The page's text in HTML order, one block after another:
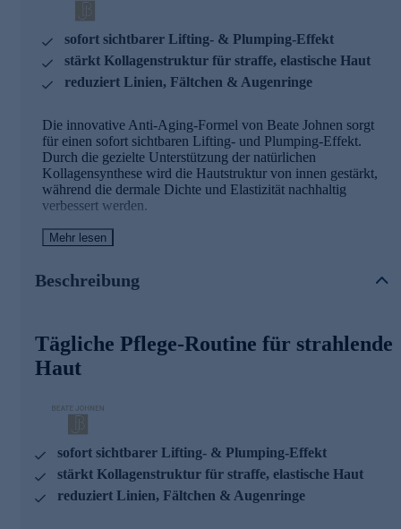
sofort sichtbarer Lifting- & Plumping-Effekt
stärkt Kollagenstruktur für straffe, elastische Haut
reduziert Linien, Fältchen & Augenringe
Die innovative Anti-Aging-Formel von Beate Johnen sorgt
für einen sofort sichtbaren Lifting- und Plumping-Effekt.
Durch die gezielte Unterstützung der natürlichen
Kollagensynthese wird die Hautstruktur von innen gestärkt,
während die dermale Dichte und Elastizität nachhaltig
verbessert werden.
Die Hauptwirkstoffe und ihre Effekte
Innovatives Peptid
Fördert die gezielte Bildung von Kollagen-I- und -III-
Fasern
Verbessert die Netzwerkintegrität der Haut und optimiert
Mohawk-Protein – der „Architekt der Haut“
Unterstützt alle relevanten Kollagentypen
Fördert Biotensegrity und sorgt für eine straffere
Hautmatrix
Mehr lesen
Beschreibung
Tägliche Pflege-Routine für strahlende
Haut
sofort sichtbarer Lifting- & Plumping-Effekt
stärkt Kollagenstruktur für straffe, elastische Haut
reduziert Linien, Fältchen & Augenringe